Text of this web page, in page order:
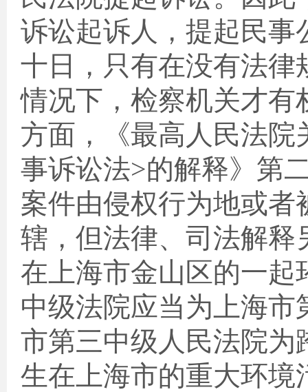
诉讼起诉人，提起民事
十日，只有在没有法律
情况下，检察机关才有
方面，《最高人民法院
事诉讼法>的解释》第
案件由侵权行为地或
辖，但法律、司法解释
在上海市金山区的一起
中级法院应当为上海
市第三中级人民法院为
生在上海市的重大环境